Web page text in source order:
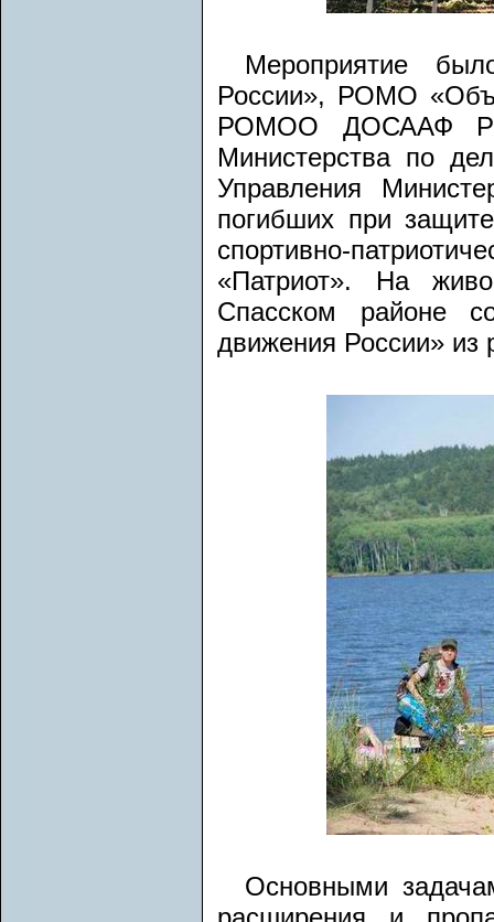
Мероприятие
России», РОМО
РОМОО ДОСААФ
Министерства по
Управления
погибших при
спортивно-
«Патриот». На
Спасском районе
движения России»
Основными